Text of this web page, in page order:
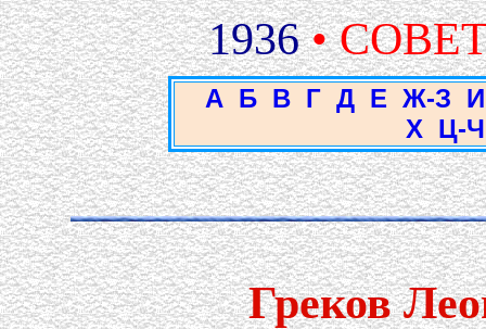
1936 •
А Б В Г Д Е Ж-З И
Х Ц-Ч
Греков